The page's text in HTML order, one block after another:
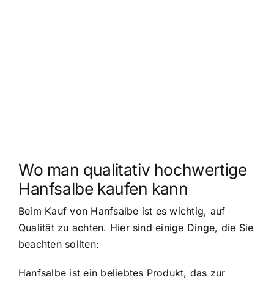
Wo man qualitativ hochwertige
Hanfsalbe kaufen kann
Beim Kauf von Hanfsalbe ist es wichtig, auf
Qualität zu achten. Hier sind einige Dinge, die Sie
beachten sollten:
Hanfsalbe ist ein beliebtes Produkt, das zur